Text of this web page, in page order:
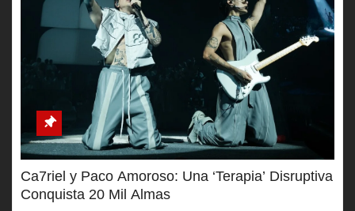
Ca7riel y Paco Amoroso: Una ‘Terapia’ Disruptiva
Conquista 20 Mil Almas